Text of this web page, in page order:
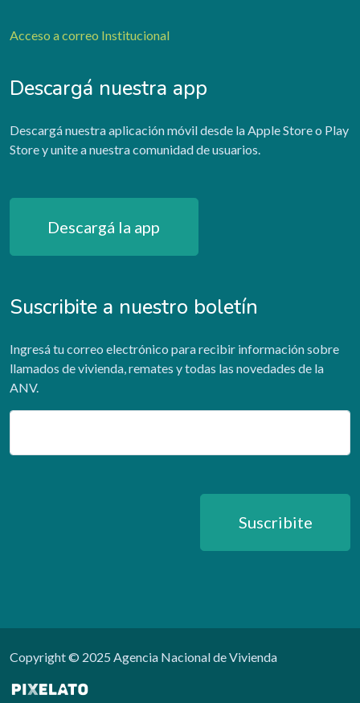
Acceso a correo Institucional
Descargá nuestra app
Descargá nuestra aplicación móvil desde la Apple Store o Play
Store y unite a nuestra comunidad de usuarios.
Descargá la app
Suscribite a nuestro boletín
Ingresá tu correo electrónico para recibir información sobre
llamados de vivienda, remates y todas las novedades de la
ANV.
Email
Suscribite
Copyright © 2025 Agencia Nacional de Vivienda